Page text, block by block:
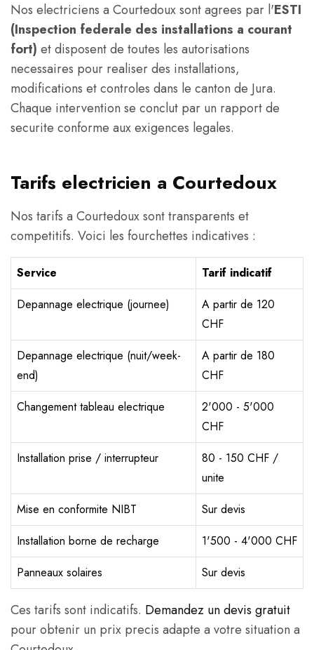
Nos electriciens a Courtedoux sont agrees par l'ESTI
(Inspection federale des installations a courant
fort) et disposent de toutes les autorisations
necessaires pour realiser des installations,
modifications et controles dans le canton de Jura.
Chaque intervention se conclut par un rapport de
securite conforme aux exigences legales.
Tarifs electricien a Courtedoux
Nos tarifs a Courtedoux sont transparents et
competitifs. Voici les fourchettes indicatives :
Service
Tarif indicatif
Depannage electrique (journee)
A partir de 120
CHF
Depannage electrique (nuit/week-
end)
A partir de 180
CHF
Changement tableau electrique
2'000 - 5'000
CHF
Installation prise / interrupteur
80 - 150 CHF /
unite
Mise en conformite NIBT
Sur devis
Installation borne de recharge
1'500 - 4'000 CHF
Panneaux solaires
Sur devis
Ces tarifs sont indicatifs. Demandez un devis gratuit
pour obtenir un prix precis adapte a votre situation a